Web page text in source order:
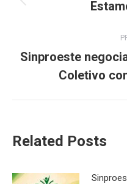
Sinproeste
Coletivo
Related Posts